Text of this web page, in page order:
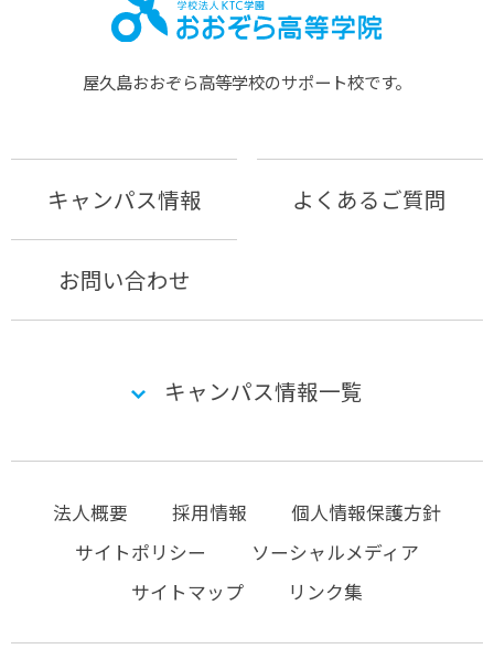
屋久島おおぞら⾼等学校のサポート校です。
キャンパス情報 よくあるご質問
お問い合わせ
キャンパス情報一覧
法人概要 採用情報
個人情報保護方針
サイトポリシー
ソーシャルメディア
サイトマップ
リンク集